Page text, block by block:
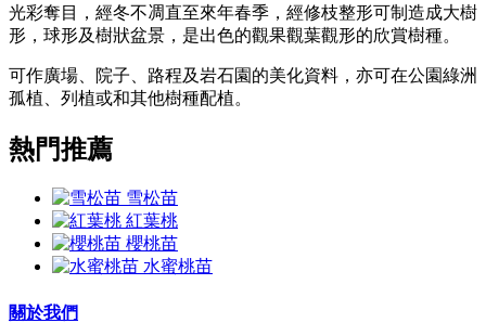
光彩奪目，經冬不凋直至來年春季，經修枝整形可制造成大樹
形，球形及樹狀盆景，是出色的觀果觀葉觀形的欣賞樹種。
可作廣場、院子、路程及岩石園的美化資料，亦可在公園綠洲
孤植、列植或和其他樹種配植。
熱門推薦
雪松苗
紅葉桃
櫻桃苗
水蜜桃苗
關於我們